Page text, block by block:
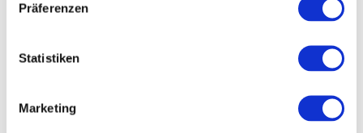
Präferenzen
Statistiken
Marketing